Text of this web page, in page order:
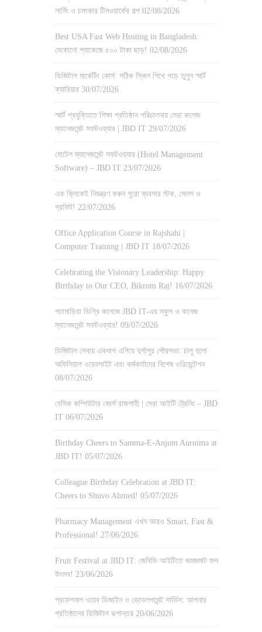
লার্নিং ও চমৎকার টিমওয়ার্কের গল্প 02/08/2026
Best USA Fast Web Hosting in Bangladesh:
যেকোনো প্যাকেজে ৫০০ টাকা ছাড়! 02/08/2026
ডিজিটাল মার্কেটিং কোর্স: সঠিক স্কিল শিখে গড়ে তুলুন স্মার্ট
ক্যারিয়ার 30/07/2026
স্মার্ট প্রযুক্তিতে শিক্ষা প্রতিষ্ঠান পরিচালনায় সেরা কলেজ
ম্যানেজমেন্ট সফটওয়্যার | JBD IT 29/07/2026
হোটেল ম্যানেজমেন্ট সফটওয়্যার (Hotel Management
Software) – JBD IT 23/07/2026
এক ক্লিকেই নিয়ন্ত্রণ করুন পুরো ব্যবসার স্টক, সেলস ও
প্রফিট! 22/07/2026
Office Application Course in Rajshahi |
Computer Training | JBD IT 18/07/2026
Celebrating the Visionary Leadership: Happy
Birthday to Our CEO, Bikrom Raj! 16/07/2026
পচামাড়িয়া ডিগ্রি কলেজে JBD IT-এর স্কুল ও কলেজ
ম্যানেজমেন্ট সফটওয়্যার! 09/07/2026
ডিজিটাল সেবায় একধাপ এগিয়ে দুর্গাপুর পৌরসভা: চালু হলো
অফিসিয়াল ওয়েবসাইট এবং কর্মকর্তাদের বিশেষ ওরিয়েন্টেশন
08/07/2026
বেসিক কম্পিউটার কোর্স রাজশাহী | সেরা আইটি ট্রেনিং – JBD
IT 06/07/2026
Birthday Cheers to Samma-E-Anjum Aurnima at
JBD IT! 05/07/2026
Colleague Birthday Celebration at JBD IT:
Cheers to Shuvo Ahmed! 05/07/2026
Pharmacy Management এখন আরও Smart, Fast &
Professional! 27/06/2026
Fruit Festival at JBD IT: জেবিডি আইটিতে জমজমাট ফল
উৎসব! 23/06/2026
প্রফেশনাল ওয়েব ডিজাইন ও ডেভেলপমেন্ট সার্ভিস: আপনার
প্রতিষ্ঠানের ডিজিটাল রূপান্তর 20/06/2026